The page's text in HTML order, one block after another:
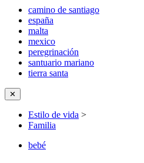
camino de santiago
españa
malta
mexico
peregrinación
santuario mariano
tierra santa
✕
Estilo de vida >
Familia
bebé